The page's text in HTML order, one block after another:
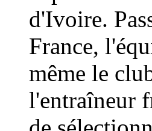
d'Ivoire.
France,
même le
l'entraîneur